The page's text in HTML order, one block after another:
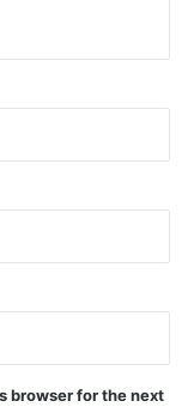
browser for the next